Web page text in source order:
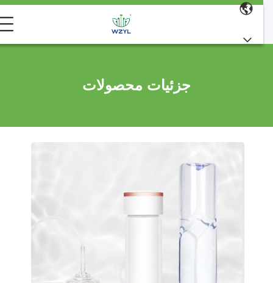
جزئیات محصولات